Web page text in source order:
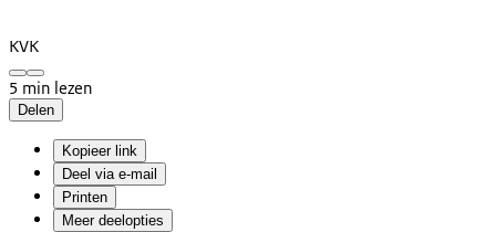
KVK
5 min lezen
Delen
Kopieer link
Deel via e-mail
Printen
Meer deelopties